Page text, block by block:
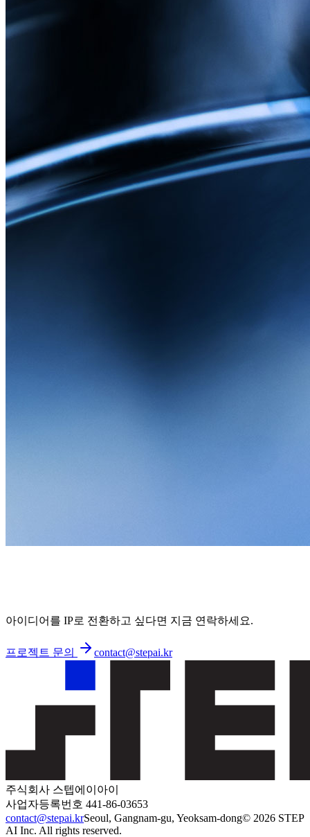
아이디어를 IP로 전환하고 싶다면 지금 연락하세요.
프로젝트 문의 contact@stepai.kr
주식회사 스텝에이아이
사업자등록번호 441-86-03653
contact@stepai.krSeoul, Gangnam-gu, Yeoksam-dong© 2026 STEP
AI Inc. All rights reserved.